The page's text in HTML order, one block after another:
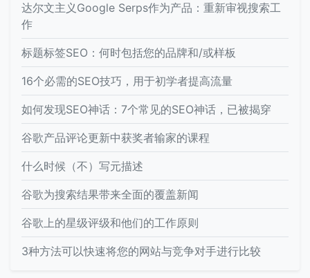
达尔文主义Google Serps作为产品：重新审视搜索工
作
标题标签SEO：何时包括您的品牌和/或样板
16个必需的SEO技巧，用于初学者提高流量
如何发现SEO神话：7个常见的SEO神话，已被揭穿
谷歌产品评论更新中获奖者输家的课程
什么时候（不）写元描述
谷歌为搜索结果带来全面的覆盖新闻
谷歌上的星级评级和他们的工作原则
3种方法可以快速将您的网站与竞争对手进行比较